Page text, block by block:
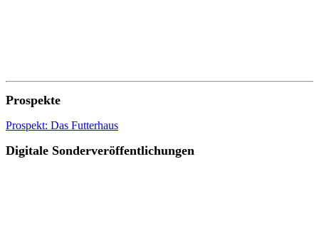
Prospekte
Prospekt: Das Futterhaus
Digitale Sonderveröffentlichungen